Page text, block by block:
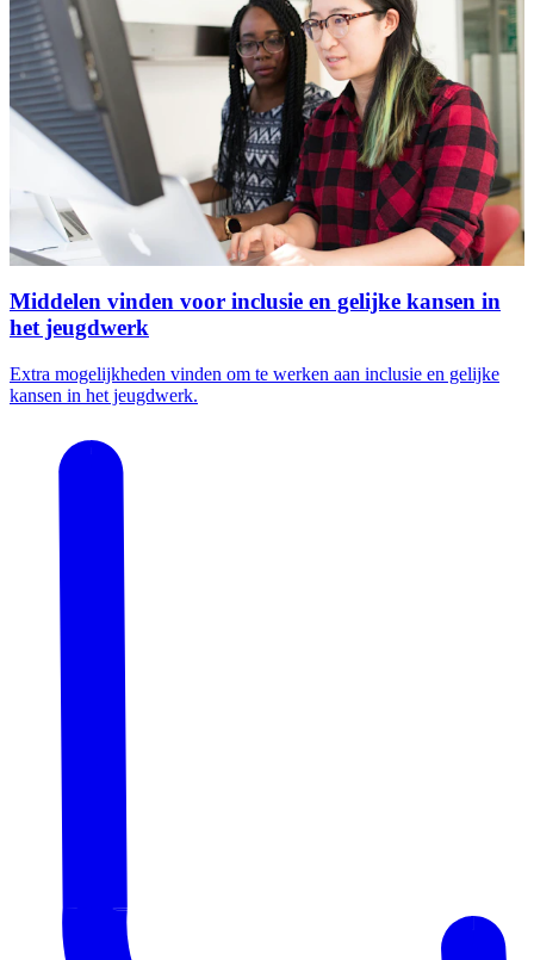
Middelen vinden voor inclusie en gelijke kansen in
het jeugdwerk
Extra mogelijkheden vinden om te werken aan inclusie en gelijke
kansen in het jeugdwerk.